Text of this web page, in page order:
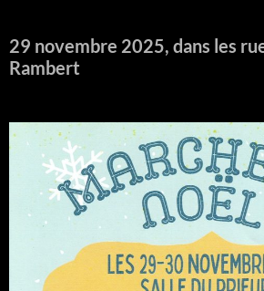
29 novembre 2025, dans les
Rambert